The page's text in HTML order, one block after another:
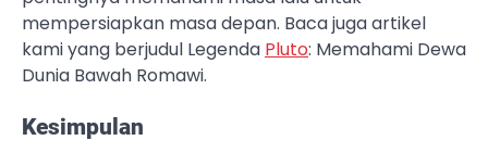
mempersiapkan masa depan. Baca juga artikel
kami yang berjudul Legenda Pluto: Memahami Dewa
Dunia Bawah Romawi.
Kesimpulan